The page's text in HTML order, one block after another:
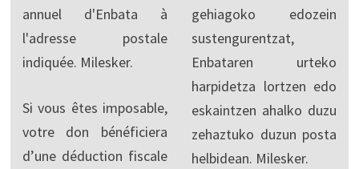
annuel d'Enbata à
l'adresse postale
indiquée. Milesker.
Si vous êtes imposable,
votre don bénéficiera
d’une déduction fiscale
gehiagoko edozein
sustengurentzat,
Enbataren urteko
harpidetza lortzen edo
eskaintzen ahalko duzu
zehaztuko duzun posta
helbidean. Milesker.